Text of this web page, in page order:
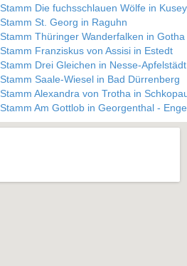
Stamm Die fuchsschlauen Wölfe in Kusey
Stamm St. Georg in Raguhn
Stamm Thüringer Wanderfalken in Gotha
Stamm Franziskus von Assisi in Estedt
Stamm Drei Gleichen in Nesse-
Stamm Saale-Wiesel in Bad Dürrenberg
Stamm Alexandra von Trotha in
Stamm Am Gottlob in Georgenthal -